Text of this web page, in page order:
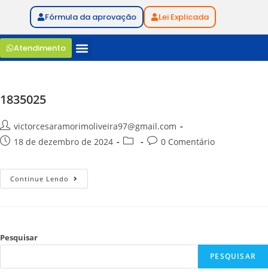
Fórmula da aprovação Lei Explicada
Atendimento
1835025
victorcesaramorimoliveira97@gmail.com
18 de dezembro de 2024
0 Comentário
Continue Lendo
Pesquisar
PESQUISAR